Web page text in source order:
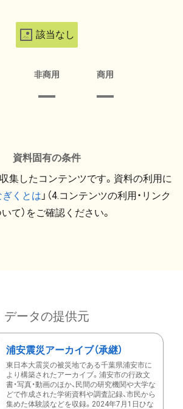
該当なし
非商用 商用
資料固有の条件
集したコンテンツです。資料の利用に
くとは 」（4.コンテンツの利用・リンク
て）をご確認ください。
データの提供元
浦安震災アーカイブ（承継）
東日本大震災の被災地である千葉県浦安市に
より構築されたアーカイブ。浦安市の行政文
書・写真・動画のほか、民間の研究機関や大学な
どで作成された学術資料や調査記録、市民から
集めた体験談などを収録。2024年7月1日ひな